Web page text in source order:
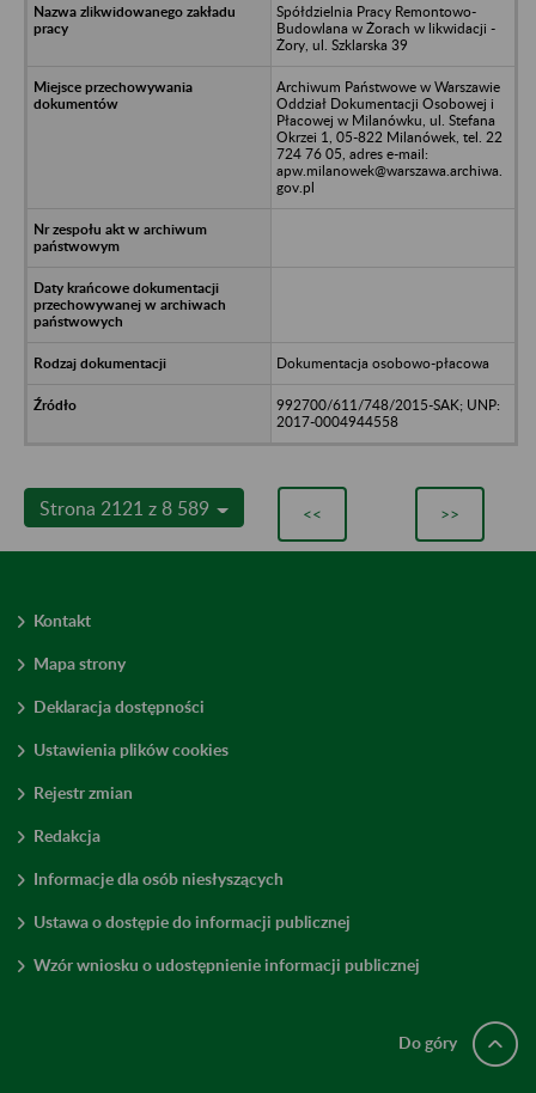
Spółdzielnia Pracy Remontowo-
Budowlana w Żorach w likwidacji -
Żory, ul. Szklarska 39
Archiwum Państwowe w Warszawie
Oddział Dokumentacji Osobowej i
Płacowej w Milanówku, ul. Stefana
Okrzei 1, 05-822 Milanówek, tel. 22
724 76 05, adres e-mail:
apw.milanowek@warszawa.archiwa.
gov.pl
Dokumentacja osobowo-płacowa
992700/611/748/2015-SAK; UNP:
2017-0004944558
Strona 2121 z 8 589 << >>
Kontakt
Mapa strony
Deklaracja dostępności
Ustawienia plików cookies
Rejestr zmian
Redakcja
Informacje dla osób niesłyszących
Ustawa o dostępie do informacji publicznej
Wzór wniosku o udostępnienie informacji publicznej
Do góry